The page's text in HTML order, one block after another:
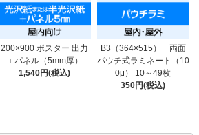
200×900 ポスター 出力
＋パネル（5mm厚）
1,540円(税込)
B3（364×515） 両面
パウチ式ラミネート（10
0μ） 10～49枚
350円(税込)